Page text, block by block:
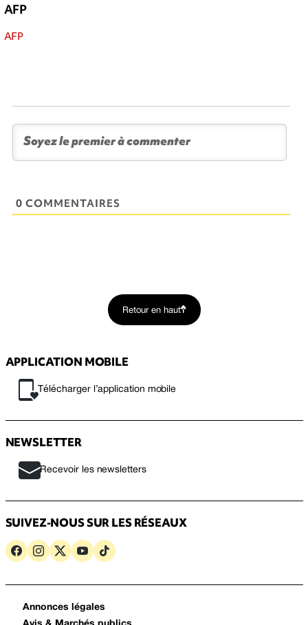
AFP
AFP
0 COMMENTAIRES
Retour en haut
APPLICATION MOBILE
Télécharger l’application mobile
NEWSLETTER
Recevoir les newsletters
SUIVEZ-NOUS SUR LES RÉSEAUX
Annonces légales